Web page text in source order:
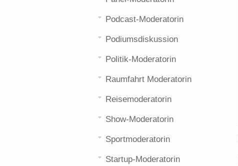
Podcast-Moderatorin
Podiumsdiskussion
Politik-Moderatorin
Raumfahrt Moderatorin
Reisemoderatorin
Show-Moderatorin
Sportmoderatorin
Startup-Moderatorin